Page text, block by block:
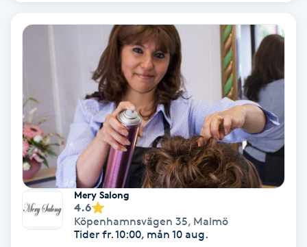
Nagelförlängning akryl
Nagelförlängning gelé
Nagelförlängning glasfiber
Nagelförlängning silke
Nagelförstärkning
Nagelklippning
Mery Salong
4.6
Köpenhamnsvägen 35, Malmö
Tider fr. 10:00, mån 10 aug.